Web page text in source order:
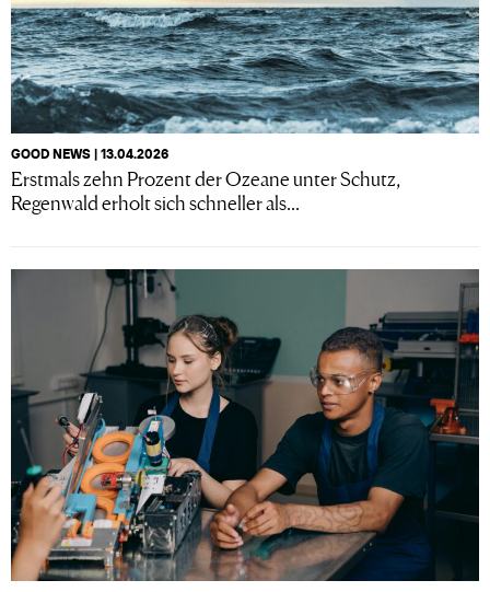
GOOD NEWS | 13.04.2026
Erstmals zehn Prozent der Ozeane unter Schutz,
Regenwald erholt sich schneller als...